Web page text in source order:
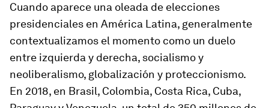
Cuando aparece una oleada de elecciones
presidenciales en América Latina, generalmente
contextualizamos el momento como un duelo
entre izquierda y derecha, socialismo y
neoliberalismo, globalización y proteccionismo.
En 2018, en Brasil, Colombia, Costa Rica, Cuba,